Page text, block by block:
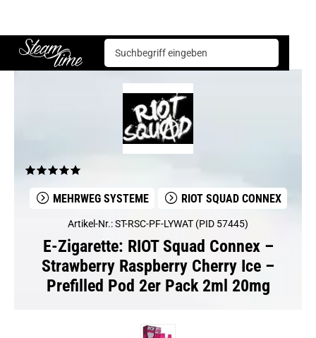
Steam time
E-Zigarette Mehrweg Systeme
MEHRWEG SYSTEME RIOT SQUAD CONNEX
Artikel-Nr.: ST-RSC-PF-LYWAT (PID 57445)
E-Zigarette: RIOT Squad Connex –
Strawberry Raspberry Cherry Ice –
Prefilled Pod 2er Pack 2ml 20mg